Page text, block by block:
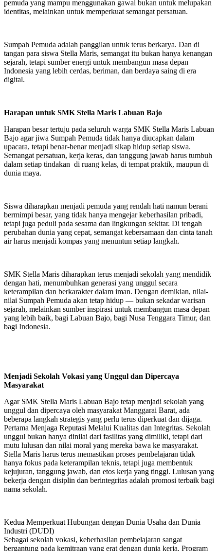
pemuda yang mampu menggunakan gawai bukan untuk melupakan
identitas, melainkan untuk memperkuat semangat persatuan.
Sumpah Pemuda adalah panggilan untuk terus berkarya. Dan di
tangan para siswa Stella Maris, semangat itu bukan hanya kenangan
sejarah, tetapi sumber energi untuk membangun masa depan
Indonesia yang lebih cerdas, beriman, dan berdaya saing di era
digital.
Harapan untuk SMK Stella Maris Labuan Bajo
Harapan besar tertuju pada seluruh warga SMK Stella Maris Labuan
Bajo agar jiwa Sumpah Pemuda tidak hanya diucapkan dalam
upacara, tetapi benar-benar menjadi sikap hidup setiap siswa.
Semangat persatuan, kerja keras, dan tanggung jawab harus tumbuh
dalam setiap tindakan di ruang kelas, di tempat praktik, maupun di
dunia maya.
Siswa diharapkan menjadi pemuda yang rendah hati namun berani
bermimpi besar, yang tidak hanya mengejar keberhasilan pribadi,
tetapi juga peduli pada sesama dan lingkungan sekitar. Di tengah
perubahan dunia yang cepat, semangat kebersamaan dan cinta tanah
air harus menjadi kompas yang menuntun setiap langkah.
SMK Stella Maris diharapkan terus menjadi sekolah yang mendidik
dengan hati, menumbuhkan generasi yang unggul secara
keterampilan dan berkarakter dalam iman. Dengan demikian, nilai-
nilai Sumpah Pemuda akan tetap hidup — bukan sekadar warisan
sejarah, melainkan sumber inspirasi untuk membangun masa depan
yang lebih baik, bagi Labuan Bajo, bagi Nusa Tenggara Timur, dan
bagi Indonesia.
Menjadi Sekolah Vokasi yang Unggul dan Dipercaya
Masyarakat
Agar SMK Stella Maris Labuan Bajo tetap menjadi sekolah yang
unggul dan dipercaya oleh masyarakat Manggarai Barat, ada
beberapa langkah strategis yang perlu terus diperkuat dan dijaga.
Pertama Menjaga Reputasi Melalui Kualitas dan Integritas. Sekolah
unggul bukan hanya dinilai dari fasilitas yang dimiliki, tetapi dari
mutu lulusan dan nilai moral yang mereka bawa ke masyarakat.
Stella Maris harus terus memastikan proses pembelajaran tidak
hanya fokus pada keterampilan teknis, tetapi juga membentuk
kejujuran, tanggung jawab, dan etos kerja yang tinggi. Lulusan yang
bekerja dengan disiplin dan berintegritas adalah promosi terbaik bagi
nama sekolah.
Kedua Memperkuat Hubungan dengan Dunia Usaha dan Dunia
Industri (DUDI)
Sebagai sekolah vokasi, keberhasilan pembelajaran sangat
bergantung pada kemitraan yang erat dengan dunia kerja. Program